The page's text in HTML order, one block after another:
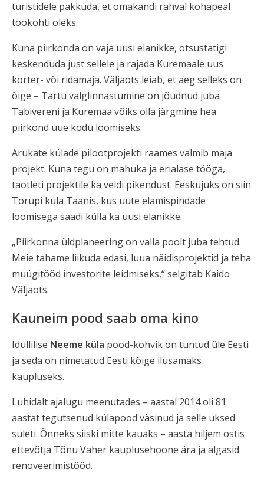
turistidele pakkuda, et omakandi rahval kohapeal
töökohti oleks.
Kuna piirkonda on vaja uusi elanikke, otsustatigi
keskenduda just sellele ja rajada Kuremaale uus
korter- või ridamaja. Väljaots leiab, et aeg selleks on
õige – Tartu valglinnastumine on jõudnud juba
Tabivereni ja Kuremaa võiks olla järgmine hea
piirkond uue kodu loomiseks.
Arukate külade pilootprojekti raames valmib maja
projekt. Kuna tegu on mahuka ja erialase tööga,
taotleti projektile ka veidi pikendust. Eeskujuks on siin
Torupi küla Taanis, kus uute elamispindade
loomisega saadi külla ka uusi elanikke.
„Piirkonna üldplaneering on valla poolt juba tehtud.
Meie tahame liikuda edasi, luua näidisprojektid ja teha
müügitööd investorite leidmiseks,“ selgitab Kaido
Väljaots.
Kauneim pood saab oma kino
Idüllilise Neeme küla pood-kohvik on tuntud üle Eesti
ja seda on nimetatud Eesti kõige ilusamaks
kaupluseks.
Lühidalt ajalugu meenutades – aastal 2014 oli 81
aastat tegutsenud külapood väsinud ja selle uksed
suleti. Õnneks siiski mitte kauaks – aasta hiljem ostis
ettevõtja Tõnu Vaher kauplusehoone ära ja algasid
renoveerimistööd.